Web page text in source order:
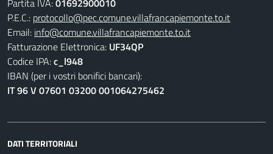
Partita IVA:01692900010
P.E.C.: protocollo@pec.comune.villafrancapiemonte.to.it
Email: info@comune.villafrancapiemonte.to.it
Fatturazione Elettronica: UF34QP
Codice IPA:c_l948
IBAN (per i vostri bonifici bancari):
IT 96 V 07601 03200 001064275462
DATI TERRITORIALI